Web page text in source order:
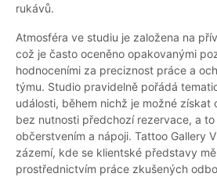
rukávů.
Atmosféra ve studiu je založena na
což je často oceněno opakovanými
hodnoceními za preciznost práce a
týmu. Studio pravidelně pořádá
události, během nichž je možné získat
bez nutnosti předchozí rezervace, a
občerstvením a nápoji. Tattoo Gallery
zázemí, kde se klientské představy
prostřednictvím práce zkušených